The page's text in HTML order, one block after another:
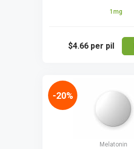
1mg
$4.66 per pil
Melatonin
-20%